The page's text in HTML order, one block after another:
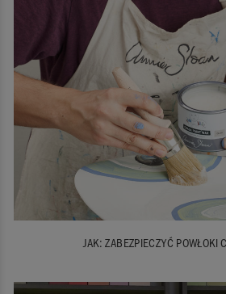
JAK: ZABEZPIECZYĆ POWŁOKI